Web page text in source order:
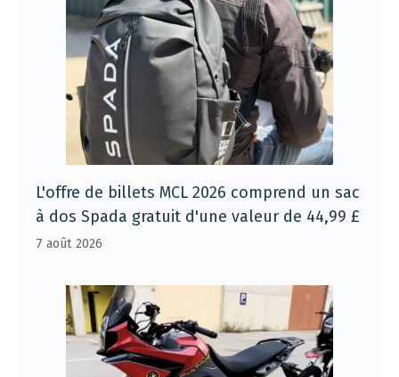
L'offre de billets MCL 2026 comprend un sac
à dos Spada gratuit d'une valeur de 44,99 £
7 août 2026